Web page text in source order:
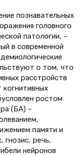
познавательных
головного
патологии, –
в современной
о том, что
расстройств
когнитивных
ростом
(БА) –
памяти и
гнозис, речь,
нейронов